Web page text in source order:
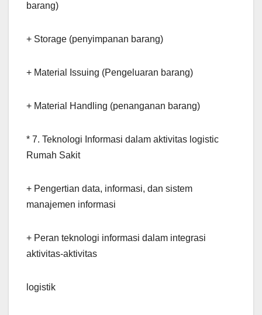
barang)
+ Storage (penyimpanan barang)
+ Material Issuing (Pengeluaran barang)
+ Material Handling (penanganan barang)
* 7. Teknologi Informasi dalam aktivitas logistic
Rumah Sakit
+ Pengertian data, informasi, dan sistem
manajemen informasi
+ Peran teknologi informasi dalam integrasi
aktivitas-aktivitas
logistik